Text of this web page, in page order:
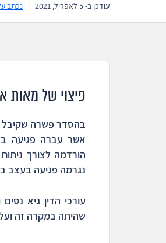
עודכן ב-5 לאפריל, 2021 | נכתב
פיצוי של מאות
הורדמה לצורך
נגרמה פגיעה בעצב
עורכי הדין גיא
שהיתה במקרה זה ועל